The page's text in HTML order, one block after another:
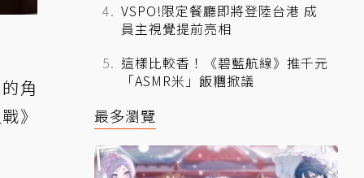
角
》
VSPO!限定餐廳即將登陸台港 成
員主視覺提前亮相
這樣比較香！《碧藍航線》推千元
「ASMR米」飯糰掀議
最多瀏覽